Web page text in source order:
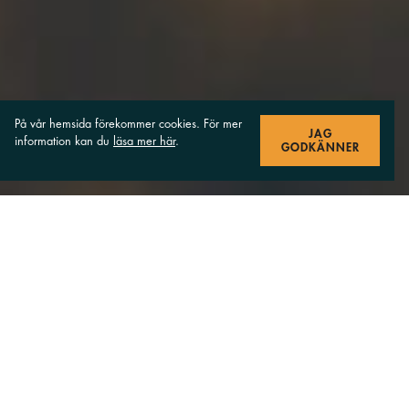
På vår hemsida förekommer cookies. För mer
information kan du
läsa mer här.
JAG
GODKÄNNER